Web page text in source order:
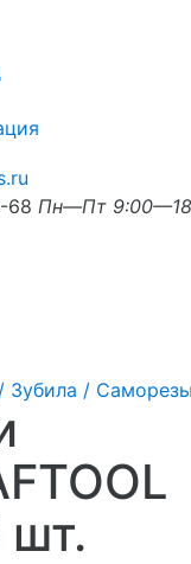
68 Пн—Пт
Зубила /
шт.